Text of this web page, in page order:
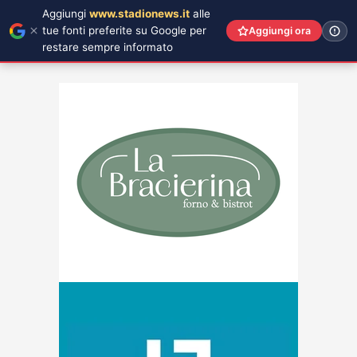
Aggiungi www.stadionews.it alle
tue fonti preferite su Google per
restare sempre informato
Aggiungi ora